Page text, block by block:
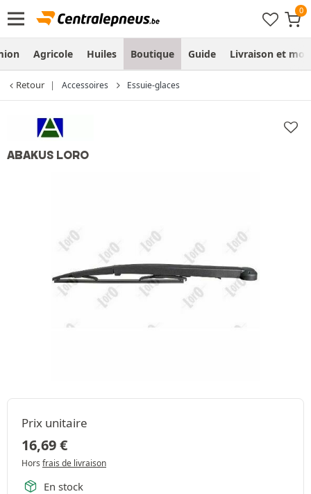
Agricole Huiles Boutique Guide Livraison et
Retour Accessoires Essuie-glaces
ABAKUS LORO
Prix unitaire
16,69€
Hors frais de livraison
En stock